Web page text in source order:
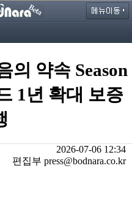
의 약속 Season
1년 확대 보증
2026-07-06 12:34
편집부 press@bodnara.co.kr